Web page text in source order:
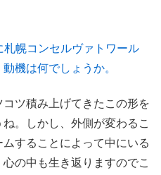
幌コンセルヴァトワール
機は何でしょうか。
コツ積み上げてきたこの形を
。しかし、外側が変わるこ
することによって中にいる
の中も生き返りますのでこ